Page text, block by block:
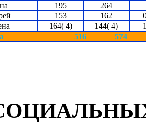
195
264
153 162
164( 4) 144( 4)
516 574